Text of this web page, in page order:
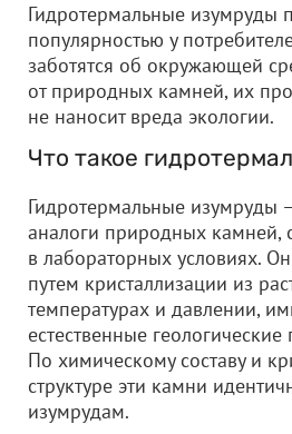
Гидротермальные изумруды
популярностью у
заботятся об окружающей
от природных камней, их
не наносит вреда экологии.
Что такое
Гидротермальные изумруды
аналоги природных камней,
в лабораторных условиях.
путем кристаллизации из
температурах и давлении,
естественные
По химическому составу и
структуре эти камни
изумрудам.